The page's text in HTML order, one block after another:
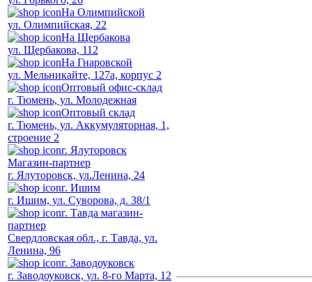
На Олимпийской
ул. Олимпийская, 22
На Щербакова
ул. Щербакова, 112
На Гнаровской
ул. Мельникайте, 127а, корпус 2
Оптовый офис-склад
г. Тюмень, ул. Молодежная
Оптовый склад
г. Тюмень, ул. Аккумуляторная, 1,
строение 2
г. Ялуторовск
Магазин-партнер
г. Ялуторовск, ул.Ленина, 24
г. Ишим
г. Ишим, ул. Суворова, д. 38/1
г. Тавда магазин-
партнер
Свердловская обл., г. Тавда, ул.
Ленина, 96
г. Заводоуковск
г. Заводоуковск, ул. 8-го Марта, 12